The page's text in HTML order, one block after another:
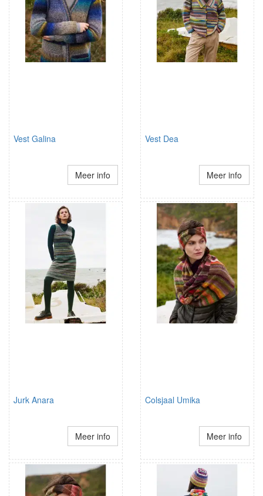
Vest Galina
Meer info
Vest Dea
Meer info
Jurk Anara
Meer info
Colsjaal Umika
Meer info